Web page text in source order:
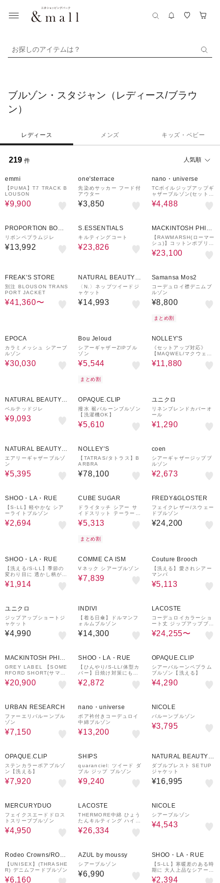
お探しのアイテムは？
ブルゾン・スタジャン（レディース/ブラウ
ン）
レディース メンズ キッズ・ベビー
219 件 人気順
emmi
【PUMA】T7 TRACK B
LOUSON
¥9,900
one'sterrace
先染めサッカー フード付
アウター
¥3,850
nano・universe
TCボイルジップアップギ
ャザーブルゾン(セットア
ップ可)
¥4,488
PROPORTION BODY
DRESSING
リボンペプラムジレ
¥13,992
S.ESSENTIALS
キルティングコート
¥23,826
MACKINTOSH PHILO
SOPHY
【RAWMARSH(ローマー
シュ)】コットンポプリン
ブルゾン
¥23,100
FREAK'S STORE
別注 BLOUSON TRANS
PORT JACKET
¥41,360〜
NATURAL BEAUTY B
ASIC
〈N.〉ネップツイードジ
ャケット
¥14,993
Samansa Mos2
コーデュロイ襟デニムブ
ルゾン
¥8,800
まとめ割
EPOCA
カラミメッシュ シアーブ
ルゾン
¥30,030
Bou Jeloud
シアーギャザーZIPブル
ゾン
¥5,544
まとめ割
NOLLEY'S
《セットアップ対応》
【MAQWEL/マクウェ
ル】ウォッシャブルシア
ーブルゾン
¥11,880
NATURAL BEAUTY B
ASIC
ベルテッドジレ
¥9,093
OPAQUE.CLIP
撥水 裾バルーンブルゾン
【洗濯機OK】
¥5,610
ユニクロ
リネンブレンドカバーオ
ール
¥1,290
NATURAL BEAUTY B
ASIC
エアリーギャザーブルゾ
ン
¥5,395
NOLLEY'S
【TATRAS/タトラス】B
ARBRA
¥78,100
coen
シアーギャザージップブ
ルゾン
¥2,673
SHOO・LA・RUE
【S-LL】軽やかな シア
ーライトブルゾン
¥2,694
CUBE SUGAR
ドライタッチ シアー サ
イドスリット テーラード
ジャケット
¥5,313
まとめ割
FREDY&GLOSTER
フェイクレザー/スウェー
ドブルゾン
¥24,200
SHOO・LA・RUE
【洗える/S-LL】季節の
変わり目に 透かし柄が涼
やか ジップブルゾン
¥1,914
COMME CA ISM
Vネック シアーブルゾン
¥7,839
Couture Brooch
【洗える】愛されシアー
マンパ
¥5,113
ユニクロ
ジップアップショートジ
ャケット
¥4,990
INDIVI
【着る日傘】ドルマンフ
ォルムブルゾン
¥14,300
LACOSTE
コーデュロイカラーショ
ート丈 ジップアップブル
ゾン
¥24,255〜
MACKINTOSH PHILO
SOPHY
GREY LABEL 【SOME
RFORD SHORT(サマー
フォード ショート)】
¥20,900
SHOO・LA・RUE
【ひんやり/S-LL/体型カ
バー】日焼け対策にも女
性らしさを UVカットペ
プラムパーカ
¥2,872
OPAQUE.CLIP
シアーバルーンペプラム
ブルゾン【洗える】
¥4,290
URBAN RESEARCH
ファーエリバルーンブル
ゾン
¥7,150
nano・universe
ボア衿付きコーデュロイ
中綿ブルゾン
¥13,200
NICOLE
バルーンブルゾン
¥3,795
OPAQUE.CLIP
ステンカラーボアブルゾ
ン【洗える】
¥7,920
SHIPS
quaranciel: ツイード ダ
ブル ジップ ブルゾン
¥9,240
NATURAL BEAUTY B
ASIC
ダブルブレスト SETUP
ジャケット
¥16,995
MERCURYDUO
フェイクスエードドロス
トスリーブブルゾン
¥4,950
LACOSTE
THERMORE中綿 ひょう
たんキルティング ハイネ
ックジップブルゾン
¥26,334
NICOLE
シアーブルゾン
¥4,543
Rodeo Crowns/ROD
EO CROWNS WIDE
BOWL
【UNISEX】(THRASHE
R) デニムフードブルゾン
¥6,160
AZUL by moussy
シアーブルゾン
¥6,990
SHOO・LA・RUE
【S-LL】寒暖差のある時
期に 大人上品なシアーブ
ルゾン
¥2,394